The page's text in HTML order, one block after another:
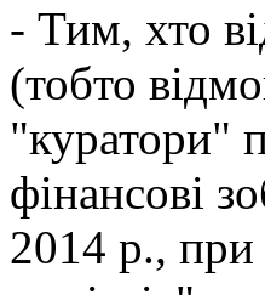
- Тим, хто
(тобто
"куратори"
фінансові
2014 р.,